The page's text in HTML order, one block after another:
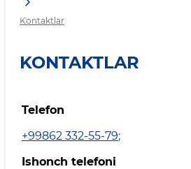
Kontaktlar
KONTAKTLAR
Telefon
+99862 332-55-79;
Ishonch telefoni